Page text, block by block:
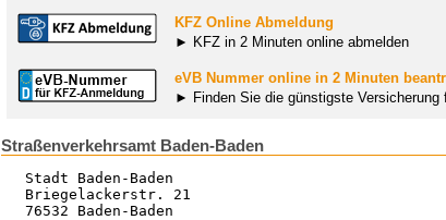
KFZ Online Abmeldung
► KFZ in 2 Minuten online abmelden
eVB Nummer online in 2 Minuten
► Finden Sie die günstigste Versicherung
Straßenverkehrsamt Baden-Baden
Stadt Baden-Baden
Briegelackerstr. 21
76532 Baden-Baden